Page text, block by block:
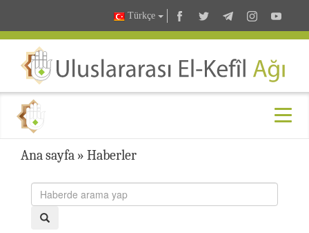
Türkçe
Ana sayfa » Haberler